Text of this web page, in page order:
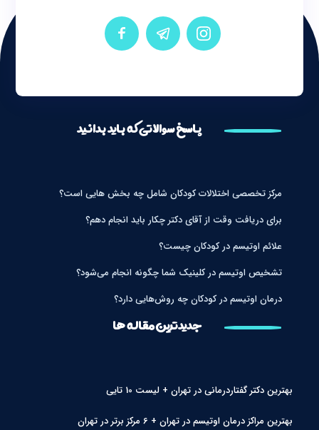
پاسخ سوالاتی که باید بدانید
مرکز تخصصی اختلالات کودکان شامل چه بخش هایی است؟
برای دریافت وقت از آقای دکتر چکار باید انجام دهم؟
علائم اوتیسم در کودکان چیست؟
تشخیص اوتیسم در کلینیک شما چگونه انجام می‌شود؟
درمان اوتیسم در کودکان چه روش‌هایی دارد؟
جدیدترین مقاله ها
بهترین دکتر گفتاردرمانی در تهران + لیست 10 تایی
بهترین مراکز درمان اوتیسم در تهران + 6 مرکز برتر در تهران